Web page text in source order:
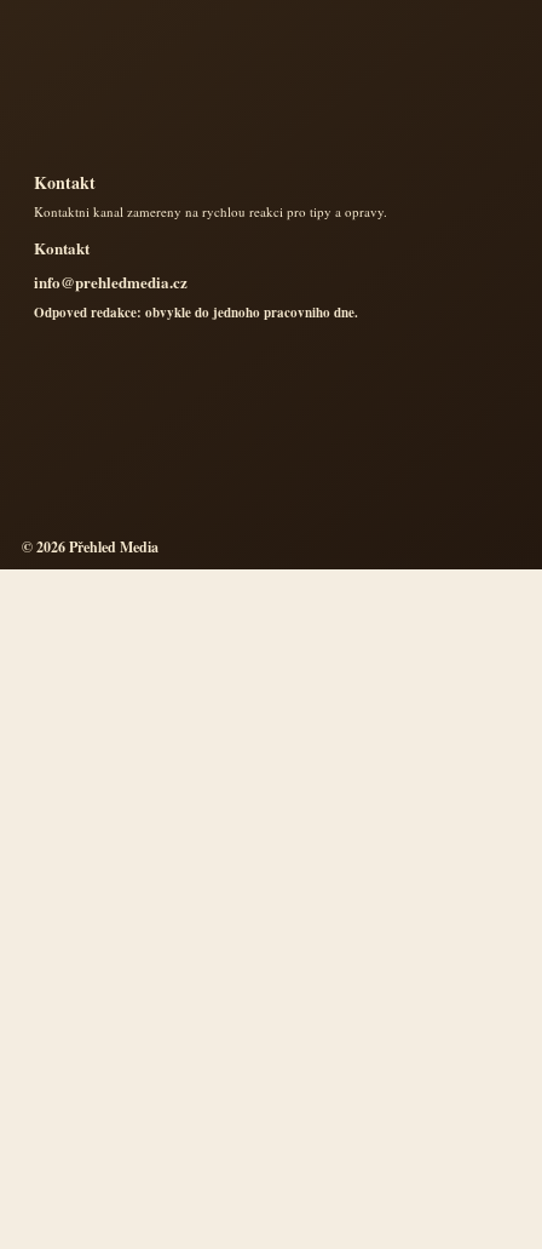
Kontakt
Kontaktni kanal zamereny na rychlou reakci pro tipy a opravy.
Kontakt
info@prehledmedia.cz
Odpoved redakce: obvykle do jednoho pracovniho dne.
© 2026 Přehled Media